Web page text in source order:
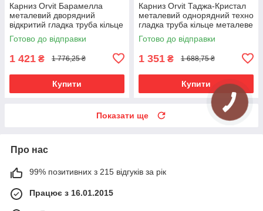
Карниз Orvit Барамелла
металевий дворядний
відкритий гладка труба кільце
металеве Нержавіюча Сталь
25\19 мм 300 см (7075438)
Готово до відправки
1 421 ₴ 1 776,25 ₴
Купити
Карниз Orvit Таджа-Кристал
металевий однорядний техно
гладка труба кільце металеве
Нержавіюча Сталь 25 мм 300
см (00-00026516)
Готово до відправки
1 351 ₴ 1 688,75 ₴
Купити
Показати ще
Про нас
99% позитивних з 215 відгуків за рік
Працює з 16.01.2015